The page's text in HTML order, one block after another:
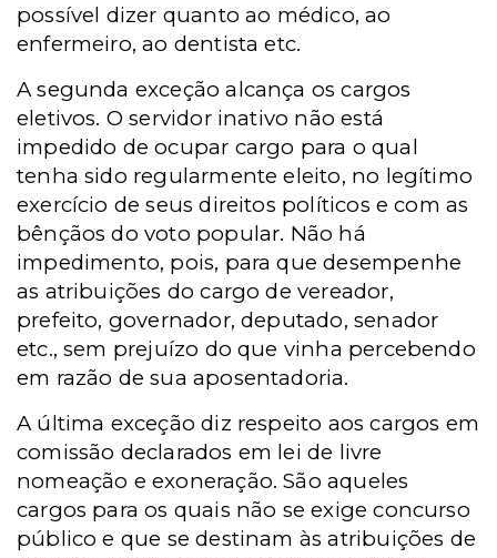
possível dizer quanto ao médico, ao
enfermeiro, ao dentista etc.
A segunda exceção alcança os cargos
eletivos. O servidor inativo não está
impedido de ocupar cargo para o qual
tenha sido regularmente eleito, no legítimo
exercício de seus direitos políticos e com as
bênçãos do voto popular. Não há
impedimento, pois, para que desempenhe
as atribuições do cargo de vereador,
prefeito, governador, deputado, senador
etc., sem prejuízo do que vinha percebendo
em razão de sua aposentadoria.
A última exceção diz respeito aos cargos em
comissão declarados em lei de livre
nomeação e exoneração. São aqueles
cargos para os quais não se exige concurso
público e que se destinam às atribuições de